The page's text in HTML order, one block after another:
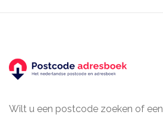
Wilt u een postcode zoeken of